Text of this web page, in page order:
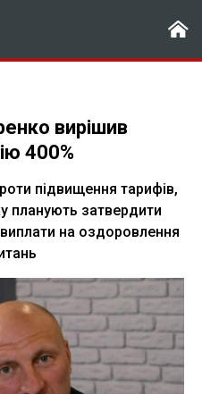
вирішив
400%
підвищення тарифів,
планують затвердити
на оздоровлення